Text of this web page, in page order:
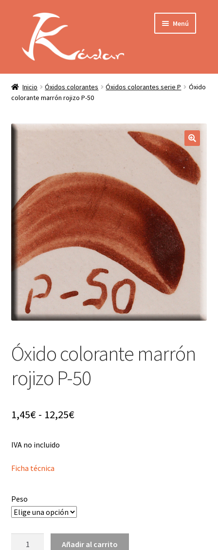
navegación
contenido
Menú
Mi cuenta
Localización
INICIO
QUIENES SOMOS
ENVÍO
PRIVACIDAD
PRODUCTOS
hijo
Inicio Óxidos colorantes Óxidos colorantes serie P
Óxido
colorante marrón rojizo P-50
Óxido colorante marrón
rojizo P-50
1,45€ - 12,25€Rango
12,25€
IVA no incluido
Ficha técnica
Peso
Añadir al carrito